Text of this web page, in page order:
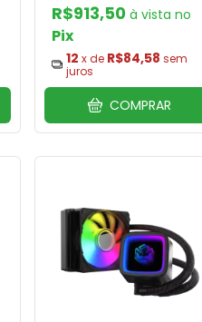
R$913,50
Pix
12 x de R$84,58 sem
juros
COMPRAR